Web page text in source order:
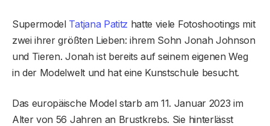
Supermodel Tatjana Patitz hatte viele Fotoshootings mit
zwei ihrer größten Lieben: ihrem Sohn Jonah Johnson
und Tieren. Jonah ist bereits auf seinem eigenen Weg
in der Modelwelt und hat eine Kunstschule besucht.
Das europäische Model starb am 11. Januar 2023 im
Alter von 56 Jahren an Brustkrebs. Sie hinterlässt